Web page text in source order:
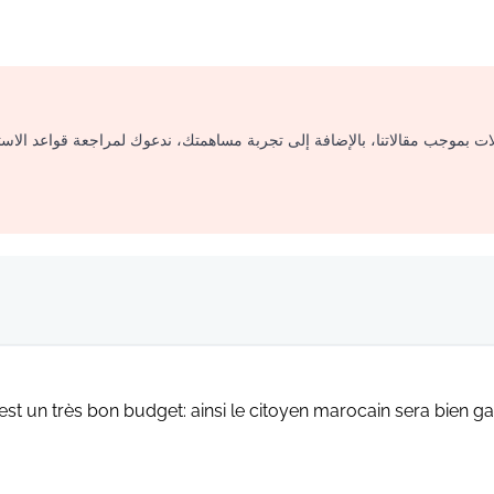
بموجب مقالاتنا، بالإضافة إلى تجربة مساهمتك، ندعوك لمراجعة قواعد
un très bon budget: ainsi le citoyen marocain sera bien